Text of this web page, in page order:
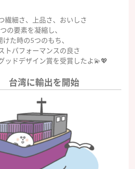
繊細さ、上品さ、おいしさ
の要素を凝縮し、
けた時の5つのもち、
トパフォーマンスの良さ
ッドデザイン賞を受賞したよ💫💖
台湾に輸出を開始